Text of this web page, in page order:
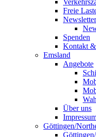
Freie
Newsletter
Spenden
Kontakt
Emsland
Angebote
Über uns
Göttingen/